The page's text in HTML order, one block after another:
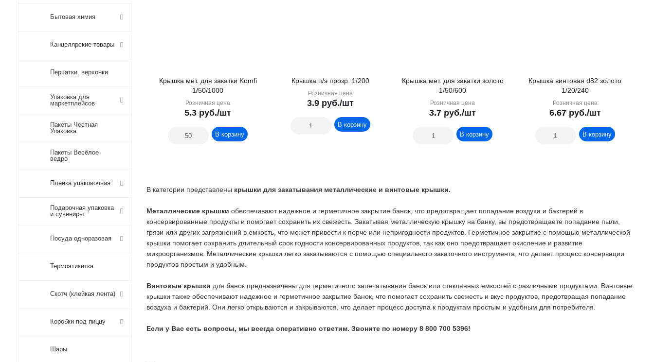
Крышка мет. для закатки Komfi
1/50/1000
Розничная цена
5.3 руб./шт
В корзину
Крышка п/э прозр. 1/200
Розничная цена
3.9руб./шт
В корзину
Крышка мет. для закатки золото
1/50/600
Розничная цена
3.7 руб./шт
В корзину
Крышка винтовая d82 золото
1/20/240
Розничная цена
6.67руб./шт
В корзину
В категории представлены крышки для закатывания металлические и винтовые крышки.
Металлические крышки обеспечивают надежное и герметичное закрытие банок, что предотвращает попадание воздуха и бактерий в
консервированные продукты и помогает сохранить их свежесть. Закатывая металлическую крышку на банку, вы предотвращаете попадание пыли,
грязи или других загрязнений в емкость, что может привести к порче или непригодности продуктов. Герметичное закрытие с помощью металлической
крышки помогает сохранить длительный срок годности консервированных продуктов, так как оно предотвращает окисление и развитие
микроорганизмов. Металлические крышки легко закатываются с помощью специального закаточного инструмента, что делает процесс консервации
продуктов простым и удобным.
Винтовые крышки для банок предназначены для герметичного запечатывания банок или стеклянных емкостей с различными продуктами. Винтовые
крышки также обеспечивают надежное и герметичное закрытие банок, что помогает сохранить свежесть и вкус продуктов, предотвращая попадание
воздуха и бактерий. Они легко открываются и закрываются, что делает процесс доступа к продуктам простым и удобным для потребителя.
Если у Вас есть вопросы, мы всегда оперативно ответим. Звоните по номеру 8 800 700 5396!
Бытовая химия
Канцелярские товары
Перчатки, верхонки
Упаковка для
маркетплейсов
Пакеты Честная
Упаковка
Пакеты Весёлое
ведро
Пленка упаковочная
Подарочная упаковка
и сувениры
Посуда одноразовая
Термоэтикетка
Скотч (клейкая лента)
Коробки под пиццу
Шары